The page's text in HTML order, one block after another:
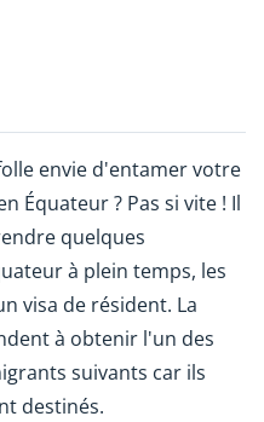
envie d'entamer votre
Équateur ? Pas si vite ! Il
quelques
à plein temps, les
visa de résident. La
à obtenir l'un des
suivants car ils
destinés.